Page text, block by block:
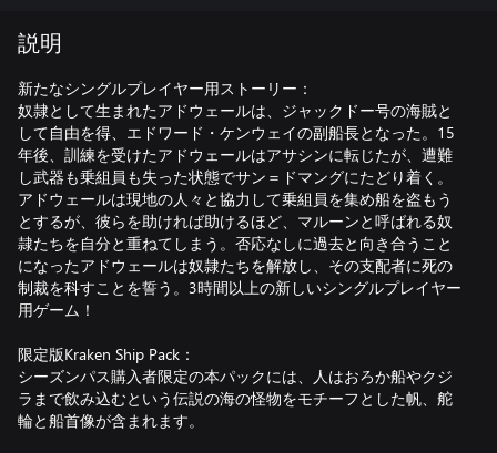
説明
新たなシングルプレイヤー用ストーリー：
奴隷として生まれたアドウェールは、ジャックドー号の海賊と
して自由を得、エドワード・ケンウェイの副船長となった。15
年後、訓練を受けたアドウェールはアサシンに転じたが、遭難
し武器も乗組員も失った状態でサン＝ドマングにたどり着く。
アドウェールは現地の人々と協力して乗組員を集め船を盗もう
とするが、彼らを助ければ助けるほど、マルーンと呼ばれる奴
隷たちを自分と重ねてしまう。否応なしに過去と向き合うこと
になったアドウェールは奴隷たちを解放し、その支配者に死の
制裁を科すことを誓う。3時間以上の新しいシングルプレイヤー
用ゲーム！
限定版Kraken Ship Pack：
シーズンパス購入者限定の本パックには、人はおろか船やクジ
ラまで飲み込むという伝説の海の怪物をモチーフとした帆、舵
輪と船首像が含まれます。